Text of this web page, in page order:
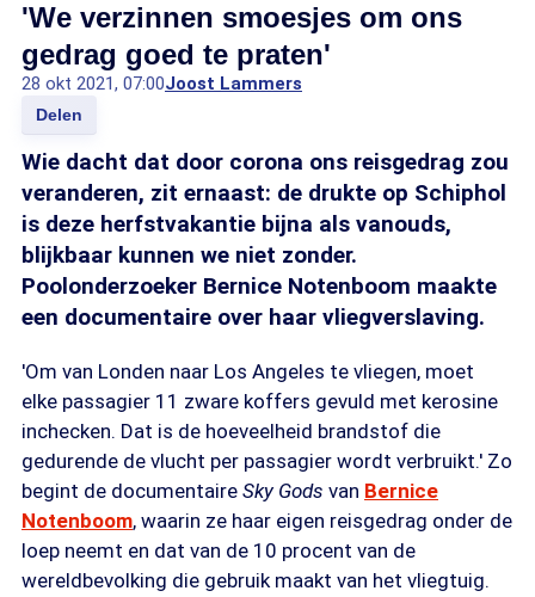
'We verzinnen smoesjes om ons
gedrag goed te praten'
28 okt 2021, 07:00Joost Lammers
Delen
Wie dacht dat door corona ons reisgedrag zou
veranderen, zit ernaast: de drukte op Schiphol
is deze herfstvakantie bijna als vanouds,
blijkbaar kunnen we niet zonder.
Poolonderzoeker Bernice Notenboom maakte
een documentaire over haar vliegverslaving.
'Om van Londen naar Los Angeles te vliegen, moet
elke passagier 11 zware koffers gevuld met kerosine
inchecken. Dat is de hoeveelheid brandstof die
gedurende de vlucht per passagier wordt verbruikt.' Zo
begint de documentaire Sky Gods van Bernice
Notenboom, waarin ze haar eigen reisgedrag onder de
loep neemt en dat van de 10 procent van de
wereldbevolking die gebruik maakt van het vliegtuig.